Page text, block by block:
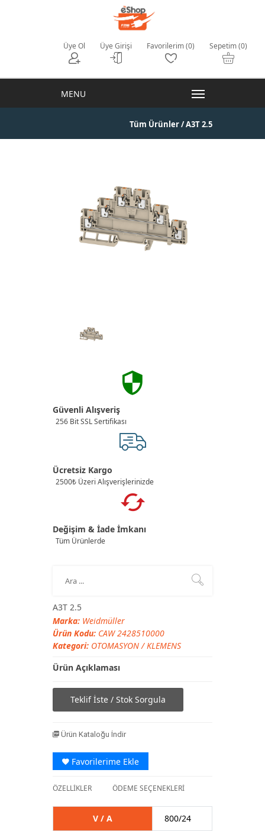
Üye Ol Üye Girişi Favorilerim (0) Sepetim (0)
Tüm Ürünler/ A3T 2.5
Güvenli Alışveriş
256 Bit SSL Sertifikası
Ücretsiz Kargo
2500₺ Üzeri Alışverişlerinizde
Değişim & İade İmkanı
Tüm Ürünlerde
A3T 2.5
Marka: Weidmüller
Ürün Kodu: CAW 2428510000
Kategori: OTOMASYON/KLEMENS
Ürün Açıklaması
Teklif İste / Stok Sorgula
Ürün Kataloğu İndir
Favorilerime Ekle
ÖZELLİKLER ÖDEME SEÇENEKLERİ
V / A 800/24